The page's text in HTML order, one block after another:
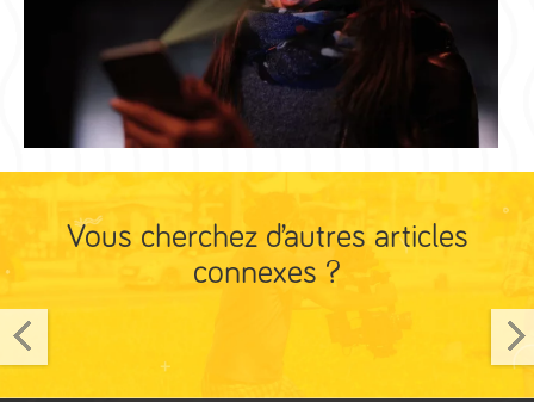
Vous cherchez d’autres articles
connexes ?